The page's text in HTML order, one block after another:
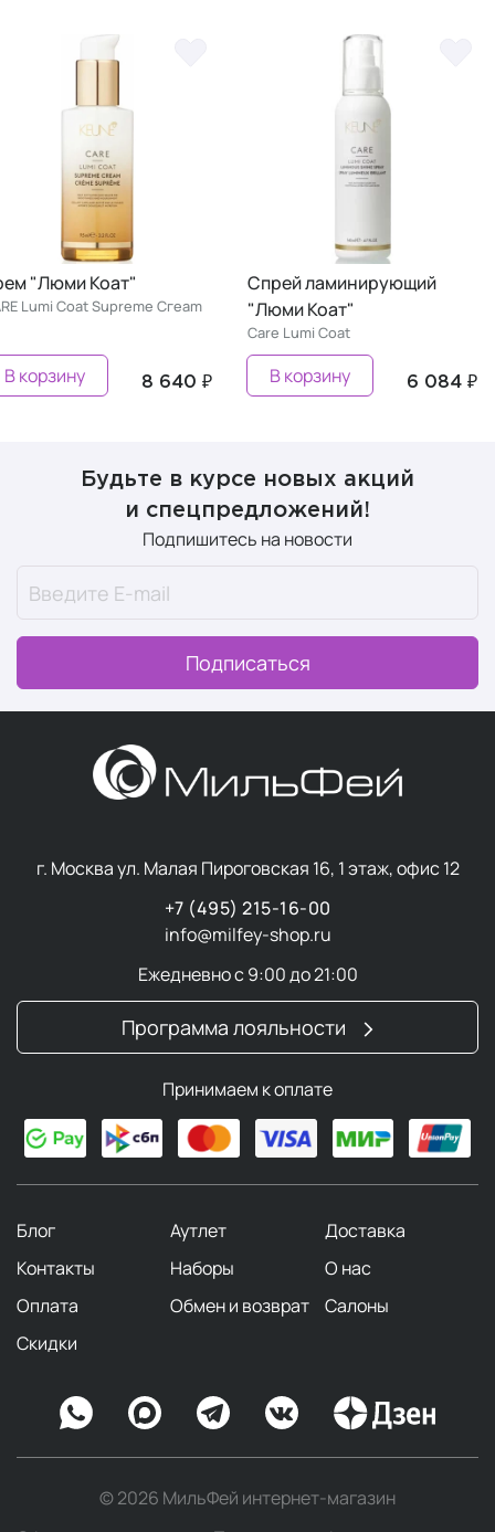
"Люми Коат"
Lumi Coat Supreme Сгеаm
8 640 ₽
В корзину
Спрей ламинирующий
"Люми Коат"
Care Lumi Coat
6 084 ₽
В корзину
Будьте в курсе новых акций
и спецпредложений!
Подпишитесь на новости
Подписаться
г. Москва ул. Малая Пироговская 16, 1 этаж, офис 12
+7 (495) 215-16-00
info@milfey-shop.ru
Ежедневно с 9:00 до 21:00
Программа лояльности
Принимаем к оплате
Блог Аутлет
Доставка
Контакты
Наборы
О нас
Оплата
Обмен и возврат
Салоны
Скидки
© 2026 МильФей интернет-магазин